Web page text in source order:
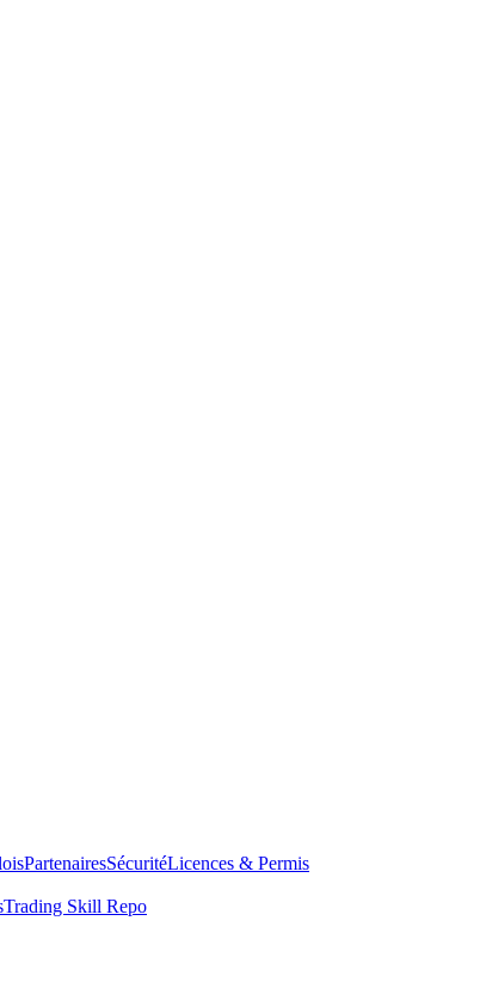
PartenairesSécuritéLicences & Permis
Trading Skill Repo